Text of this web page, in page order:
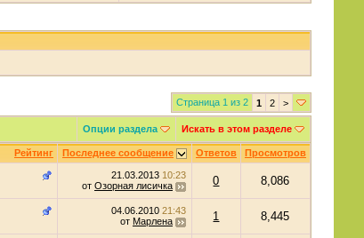
Страница 1 из 2 1 2 >
Опции раздела Искать в этом разделе
Рейтинг Последнее сообщение Ответов Просмотров
21.03.2013 10:23
от Озорная лисичка 0 8,086
04.06.2010 21:43
от Марлена 1 8,445